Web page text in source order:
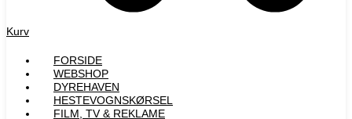
Kurv
FORSIDE
WEBSHOP
DYREHAVEN
HESTEVOGNSKØRSEL
FILM, TV & REKLAME